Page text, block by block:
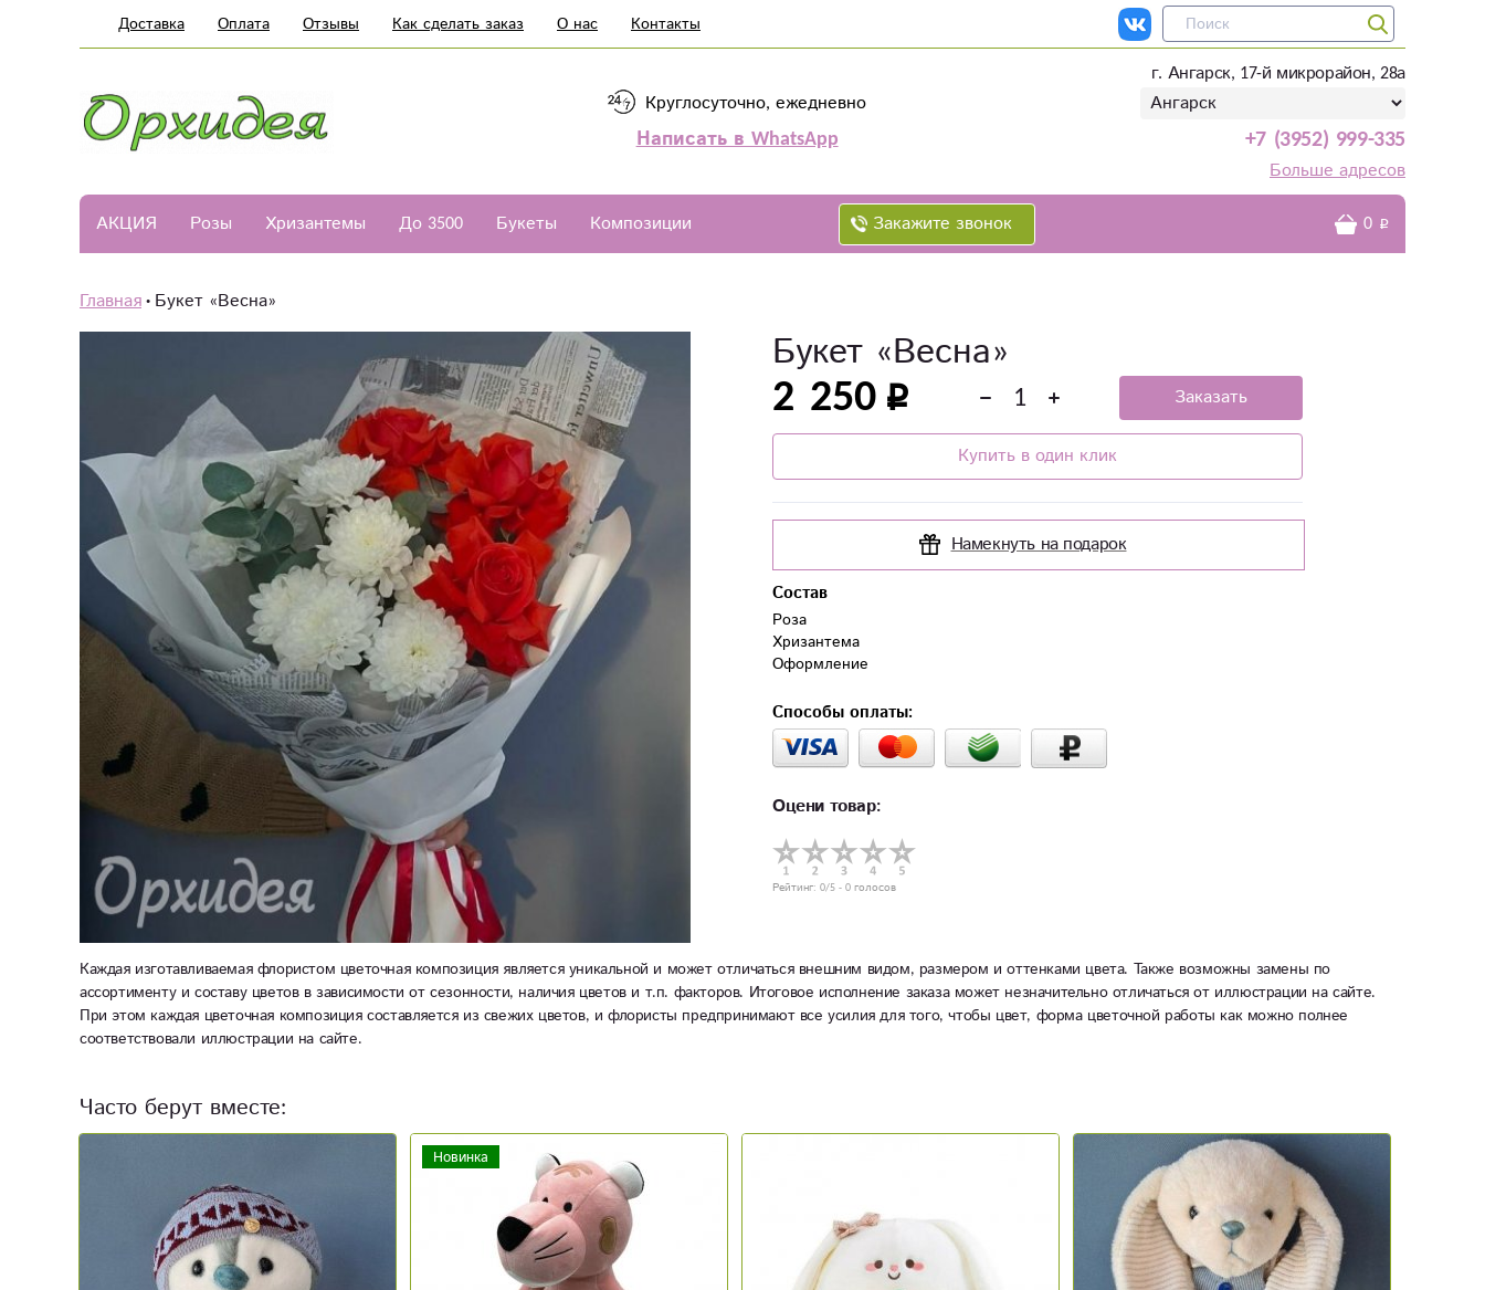
Доставка Оплата Отзывы Как сделать заказ О нас Контакты
Круглосуточно, ежедневно
Написать в WhatsApp
г. Ангарск, 17-й микрорайон, 28а
+7 (3952) 999-335
Больше адресов
АКЦИЯ Розы Хризантемы До 3500 Букеты Композиции Закажите звонок 0
Главная Букет «Весна»
Букет «Весна»
2 250 Заказать
Купить в один клик
Намекнуть на подарок
Состав
Роза
Хризантема
Оформление
Способы оплаты:
Оцени товар:
Рейтинг: 0/5 - 0 голосов
Каждая изготавливаемая флористом цветочная композиция является уникальной и может отличаться внешним видом, размером и оттенками цвета. Также возможны замены по
ассортименту и составу цветов в зависимости от сезонности, наличия цветов и т.п. факторов. Итоговое исполнение заказа может незначительно отличаться от иллюстрации на сайте.
При этом каждая цветочная композиция составляется из свежих цветов, и флористы предпринимают все усилия для того, чтобы цвет, форма цветочной работы как можно полнее
соответствовали иллюстрации на сайте.
Часто берут вместе: